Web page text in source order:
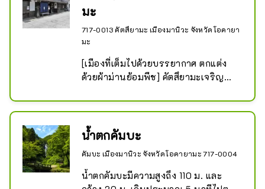
มะ
717-0013 คัตสึยามะ เมืองมานิวะ จังหวัดโอคายา
มะ
[เมืองที่เต็มไปด้วยบรรยากาศ ตกแต่ง
ด้วยผ้าม่านย้อมพืช] คัตสึยามะเจริญ
หลวงอิซูโมะ ทิวทัศน์เมืองเก่า รวมถึง
ต่างขัดแตะยังคงอยู่ และเป็นพื้นที่แรกใน
เป็น ``เขตอนุรักษ์ทิวทัศน์เมือง'' ปัจจุบัน
``โนเร็น'' กลายเป็นสัญลักษณ์ของคัตสึ
ยามะ และนักท่องเที่ยวทั่วทั้งเมือง
น้ำตกคัมบะ
คัมบะ เมืองมานิวะ จังหวัดโอคายามะ 717-0004
น้ำตกคัมบะมีความสูงถึง 110 ม. และ